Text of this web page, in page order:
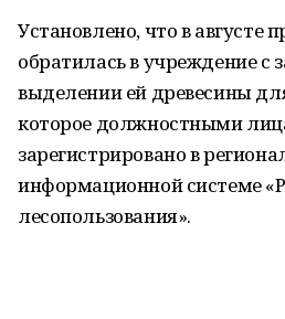
Установлено, что в августе
обратилась в учреждение с
выделении ей древесины
которое должностными
зарегистрировано в
информационной системе
лесопользования».